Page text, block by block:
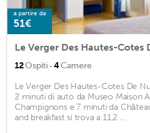
a partire da
51€
Le Verger Des Hautes-Cotes
12Ospiti · 4Camere
Le Verger Des Hautes-Cotes De
2 minuti di auto da Museo Maison
Champignons e 7 minuti da
and breakfast si trova a 11,2 ...